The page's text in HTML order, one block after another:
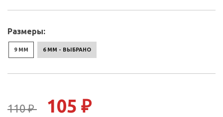
Размеры:
9 ММ 6 ММ - ВЫБРАНО
110 ₽ 105 ₽